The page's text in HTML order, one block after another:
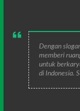
Dengan
memberi
untuk
di Indonesia.